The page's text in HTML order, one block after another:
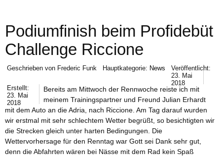
Podiumfinish beim Profidebüt
Challenge Riccione
Geschrieben von Frederic Funk Hauptkategorie: News
Veröffentlicht:
23. Mai
2018
Erstellt:
23. Mai
2018
Bereits am Mittwoch der Rennwoche reiste ich mit
meinem Trainingspartner und Freund Julian Erhardt
mit dem Auto an die Adria, nach Riccione. Am Tag darauf wurden
wir erstmal mit sehr schlechtem Wetter begrüßt, so besichtigten wir
die Strecken gleich unter harten Bedingungen. Die
Wettervorhersage für den Renntag war Gott sei Dank sehr gut,
denn die Abfahrten wären bei Nässe mit dem Rad kein Spaß